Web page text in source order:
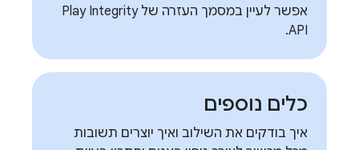
אפשר לעיין במסמך העזרה של Play Integrity
API.
כלים נוספים
איך בודקים את השילוב ואיך יוצרים תשובות